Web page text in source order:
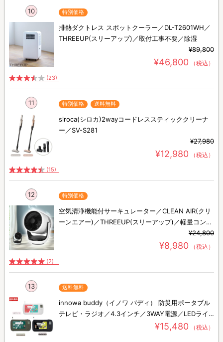
10 特別価格
排熱ダクトレス スポットクーラー／DL-T2601WH／
THREEUP(スリーアップ)／取付工事不要／除湿
¥89,800
¥46,800 （税込）
(23)
11 特別価格 送料無料
siroca(シロカ)2wayコードレススティッククリーナ
ー／SV-S281
¥27,980
¥12,980 （税込）
(15)
12 特別価格
空気清浄機能付サーキュレーター／CLEAN AIR(クリ
ーンエアー)／THREEUP(スリーアップ)／軽量コンパ
¥24,800
¥8,980 （税込）
(2)
13 送料無料
innowa buddy（イノワ バディ） 防災用ポータブル
テレビ・ラジオ／4.3インチ／3WAY電源／LEDライ
ト／モバイルバッテリー／アウトドア／防災用品
¥15,480 （税込）